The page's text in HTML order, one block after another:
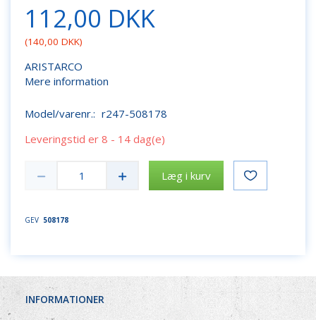
112,00 DKK
(140,00 DKK)
ARISTARCO
Mere information
Model/varenr.: r247-508178
Leveringstid er 8 - 14 dag(e)
Læg i kurv
GEV 508178
INFORMATIONER